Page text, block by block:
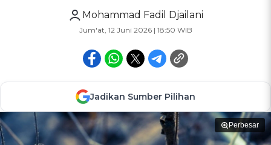
Mohammad Fadil Djailani
Jum'at, 12 Juni 2026 | 18:50 WIB
Jadikan Sumber Pilihan
Perbesar